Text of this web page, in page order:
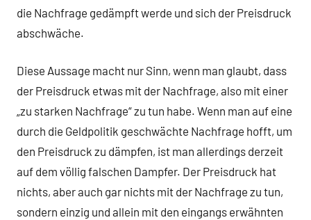
die Nachfrage gedämpft werde und sich der Preisdruck
abschwäche.
Diese Aussage macht nur Sinn, wenn man glaubt, dass
der Preisdruck etwas mit der Nachfrage, also mit einer
„zu starken Nachfrage“ zu tun habe. Wenn man auf eine
durch die Geldpolitik geschwächte Nachfrage hofft, um
den Preisdruck zu dämpfen, ist man allerdings derzeit
auf dem völlig falschen Dampfer. Der Preisdruck hat
nichts, aber auch gar nichts mit der Nachfrage zu tun,
sondern einzig und allein mit den eingangs erwähnten